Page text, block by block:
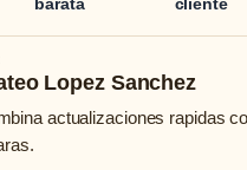
Lopez Sanchez
actualizaciones rapidas